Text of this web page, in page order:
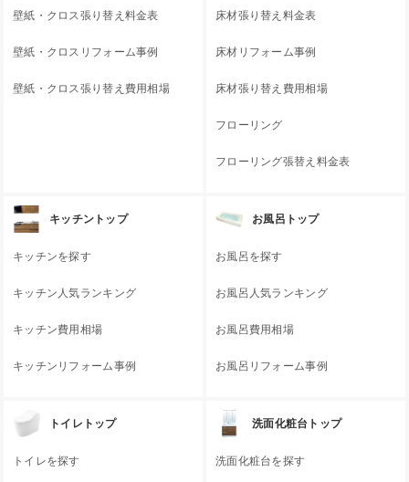
壁紙・クロス張り替え料金表
壁紙・クロスリフォーム事例
壁紙・クロス張り替え費用相場
床材張り替え料金表
床材リフォーム事例
床材張り替え費用相場
フローリング
フローリング張替え料金表
キッチントップ
キッチンを探す
キッチン人気ランキング
キッチン費用相場
キッチンリフォーム事例
お風呂トップ
お風呂を探す
お風呂人気ランキング
お風呂費用相場
お風呂リフォーム事例
トイレトップ
トイレを探す
洗面化粧台トップ
洗面化粧台を探す